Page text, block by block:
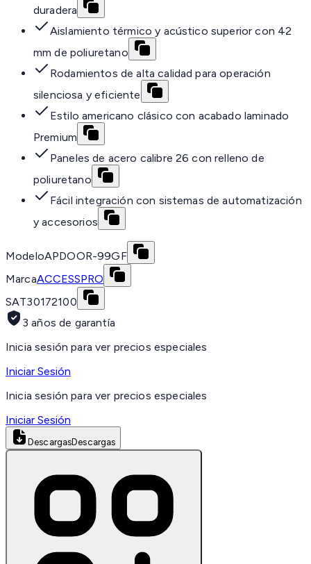
duradera
Aislamiento térmico y acústico superior con 42
mm de poliuretano
Rodamientos de alta calidad para operación
silenciosa y eficiente
Estilo americano clásico con acabado laminado
Premium
Paneles de acero calibre 26 con relleno de
poliuretano
Fácil integración con sistemas de automatización
y accesorios
ModeloAPDOOR-99GF
MarcaACCESSPRO
SAT30172100
3 años de garantía
Inicia sesión para ver precios especiales
Iniciar Sesión
Inicia sesión para ver precios especiales
Iniciar Sesión
DescargasDescargas